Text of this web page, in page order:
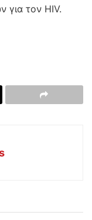
για τον HIV.